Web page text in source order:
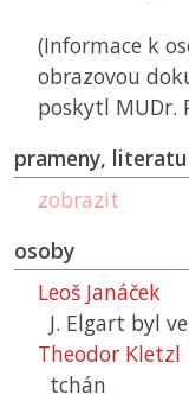
(Informace k
obrazovou
poskytl MUDr.
prameny,
zobrazit
osoby
Leoš Janáček
J. Elgart byl
Theodor Kletzl
tchán